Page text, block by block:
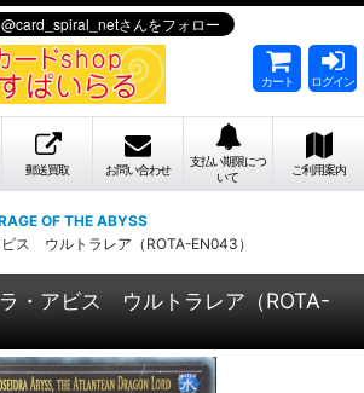
カート ログイン
郵送買取 お問い合わせ
支払い期限につ
いて
ご利用案内
OF THE ABYSS
ス ウルトラレア（ROTA-EN043）
・アビス ウルトラレア（ROTA-